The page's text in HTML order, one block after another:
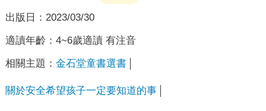
出版日： 2023/03/30
適讀年齡： 4~6歲適讀 有注音
相關主題： 金石堂童書選書
關於安全希望孩子一定要知道的事